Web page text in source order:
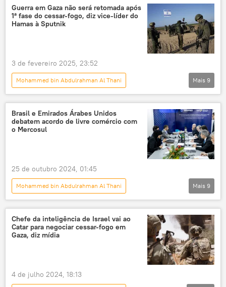
Bernie Sanders
Donald Trump
Israel
Catar
Doha
Hamas
Guerra em Gaza não será retomada após
1ª fase do cessar-fogo, diz vice-líder do
Hamas à Sputnik
3 de fevereiro 2025, 23:52
Mohammed bin Abdulrahman Al Thani
Panorama internacional
Oriente Médio e África
Mundo
Benjamin Netanyahu
Israel
Hamas
Mais 9
Brasil e Emirados Árabes Unidos
debatem acordo de livre comércio com
o Mercosul
25 de outubro 2024, 01:45
Mohammed bin Abdulrahman Al Thani
Notícias do Brasil
Economia
Brasil
Emirados Árabes Unidos
Oriente Médio
Mercosul
G20
acordo
Mais 9
Chefe da inteligência de Israel vai ao
Catar para negociar cessar-fogo em
Gaza, diz mídia
4 de julho 2024, 18:13